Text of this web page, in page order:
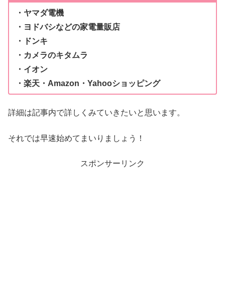
・ヤマダ電機
・ヨドバシなどの家電量販店
・ドンキ
・カメラのキタムラ
・イオン
・楽天・Amazon・Yahooショッピング
詳細は記事内で詳しくみていきたいと思います。
それでは早速始めてまいりましょう！
スポンサーリンク